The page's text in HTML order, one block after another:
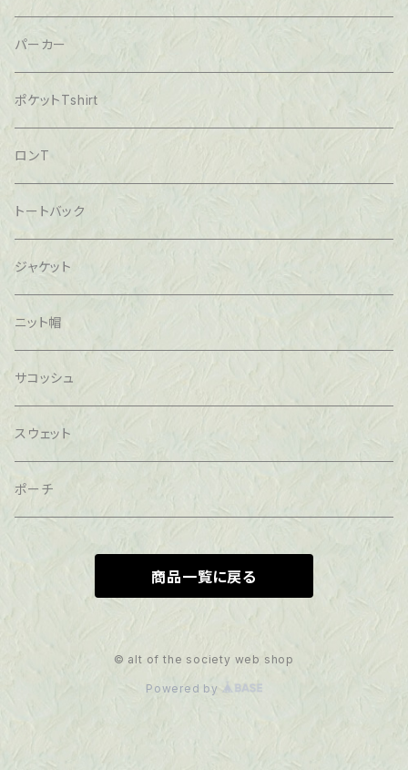
パーカー
ポケットTshirt
ロンT
トートバック
ジャケット
ニット帽
サコッシュ
スウェット
ポーチ
商品一覧に戻る
© alt of the society web shop
Powered by